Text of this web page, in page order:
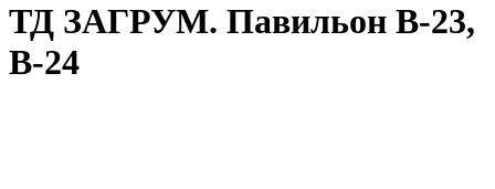
ТД ЗАГРУМ. Павильон В-23,
В-24